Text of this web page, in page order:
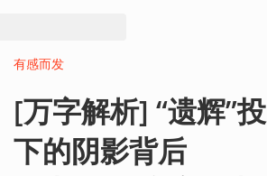
有感而发
[万字解析] “遗辉”投
下的阴影背后